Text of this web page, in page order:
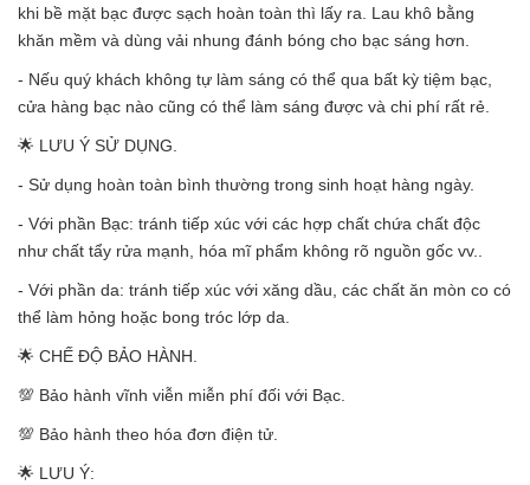
khi bề mặt bạc được sạch hoàn toàn thì lấy ra. Lau khô bằng
khăn mềm và dùng vải nhung đánh bóng cho bạc sáng hơn.
- Nếu quý khách không tự làm sáng có thể qua bất kỳ tiệm bạc,
cửa hàng bạc nào cũng có thể làm sáng được và chi phí rất rẻ.
🌟 LƯU Ý SỬ DỤNG.
- Sử dụng hoàn toàn bình thường trong sinh hoạt hàng ngày.
- Với phần Bạc: tránh tiếp xúc với các hợp chất chứa chất độc
như chất tẩy rửa mạnh, hóa mĩ phẩm không rõ nguồn gốc vv..
- Với phần da: tránh tiếp xúc với xăng dầu, các chất ăn mòn co có
thể làm hỏng hoặc bong tróc lớp da.
🌟 CHẾ ĐỘ BẢO HÀNH.
💯 Bảo hành vĩnh viễn miễn phí đối với Bạc.
💯 Bảo hành theo hóa đơn điện tử.
🌟 LƯU Ý: